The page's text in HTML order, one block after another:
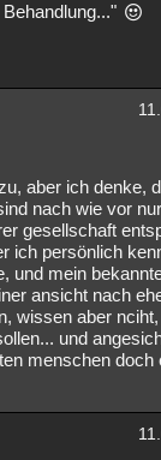
aber ich denke,
nach wie vor
gesellschaft
ich persönlich
und mein
ansicht nach
wissen aber
und
menschen doch